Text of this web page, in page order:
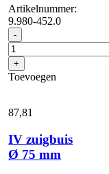
Artikelnummer:
9.980-452.0
- IV
zuigbuis
Ø
60
mm
+
Toevoegen
87,81
IV zuigbuis
Ø 75 mm